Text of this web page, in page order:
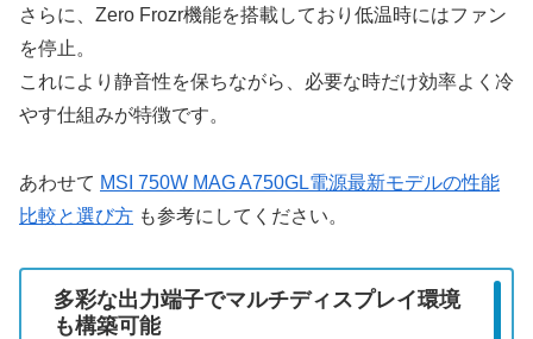
さらに、Zero Frozr機能を搭載しており低温時にはファン
を停止。
これにより静音性を保ちながら、必要な時だけ効率よく冷
やす仕組みが特徴です。
あわせて MSI 750W MAG A750GL電源最新モデルの性能
比較と選び方 も参考にしてください。
多彩な出力端子でマルチディスプレイ環境
も構築可能